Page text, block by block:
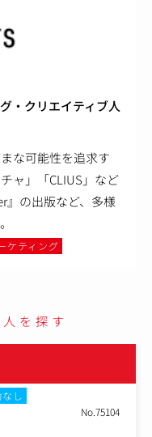
・クリエイティブ人
な可能性を追求す
ャ」「CLIUS」など
』の出版など、多様
ケティング
を探す
し
No.75104